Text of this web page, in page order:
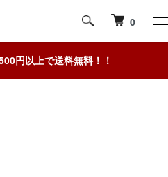
0
円以上で送料無料！！